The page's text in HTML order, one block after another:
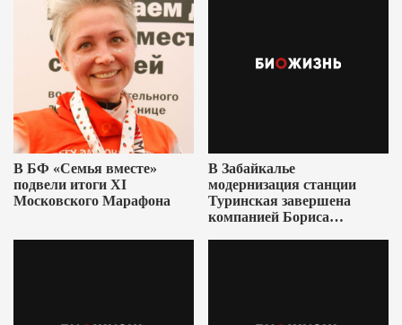
В БФ «Семья вместе»
подвели итоги XI
Московского Марафона
В Забайкалье
модернизация станции
Туринская завершена
компанией Бориса